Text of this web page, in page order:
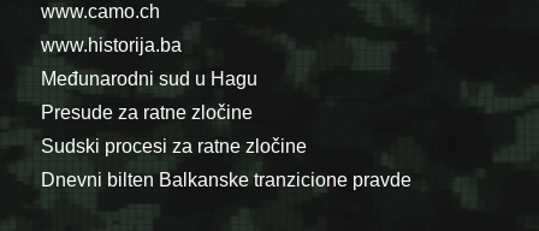
www.camo.ch
www.historija.ba
Međunarodni sud u Hagu
Presude za ratne zločine
Sudski procesi za ratne zločine
Dnevni bilten Balkanske tranzicione pravde